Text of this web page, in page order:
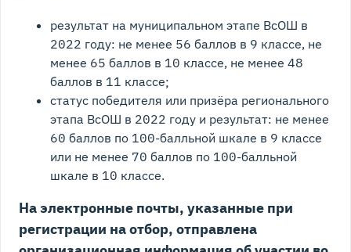
результат на муниципальном этапе ВсОШ в
2022 году: не менее 56 баллов в 9 классе, не
менее 65 баллов в 10 классе, не менее 48
баллов в 11 классе;
статус победителя или призёра регионального
этапа ВсОШ в 2022 году и результат: не менее
60 баллов по 100-балльной шкале в 9 классе
или не менее 70 баллов по 100-балльной
шкале в 10 классе.
На электронные почты, указанные при
регистрации на отбор, отправлена